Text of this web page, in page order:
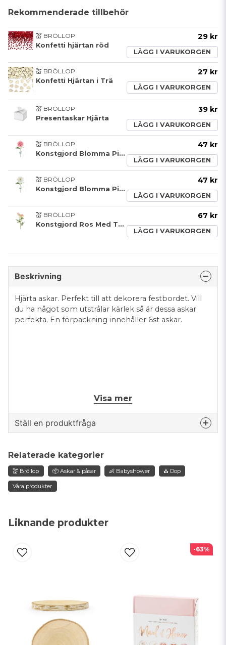
Rekommenderade tillbehör
💒 BRÖLLOP
Konfetti hjärtan röd
29 kr
LÄGG I VARUKORGEN
💒 BRÖLLOP
Konfetti Hjärtan i Trä
27 kr
LÄGG I VARUKORGEN
💒 BRÖLLOP
Presentaskar Hjärta
39 kr
LÄGG I VARUKORGEN
💒 BRÖLLOP
Konstgjord Blomma Pion Rosa
47 kr
LÄGG I VARUKORGEN
💒 BRÖLLOP
Konstgjord Blomma Pion Vit
47 kr
LÄGG I VARUKORGEN
💒 BRÖLLOP
Konstgjord Ros Med Två Knoppar Puderrosa
67 kr
LÄGG I VARUKORGEN
Liknande produkter
-63%
Beskrivning
Hjärta askar. Perfekt till att dekorera festbordet. Vill
du ha något som utstrålar kärlek så är dessa askar
perfekta. En förpackning innehåller 6st askar.
Visa mer
Ställ en produktfråga
Fråga oss något om denna produkten...
Relaterade kategorier
💒 Bröllop 📦 Askar & påsar 👶 Babyshower ⛪ Dop
Våra produkter